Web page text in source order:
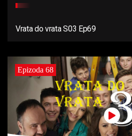
Vrata do vrata S03 Ep69
Epizoda 68